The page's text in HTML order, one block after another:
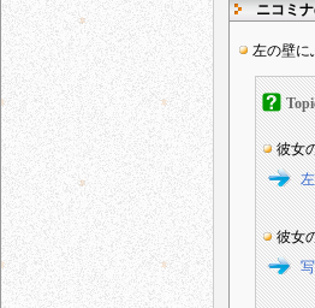
ニコミ
左の壁に
彼女
彼女